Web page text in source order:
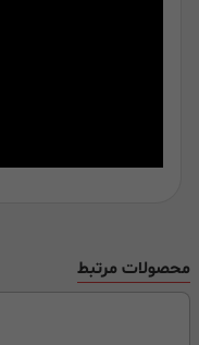
محصولات مرتبط